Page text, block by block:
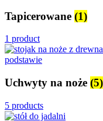
Tapicerowane (1)
1 product
Uchwyty na noże (5)
5 products